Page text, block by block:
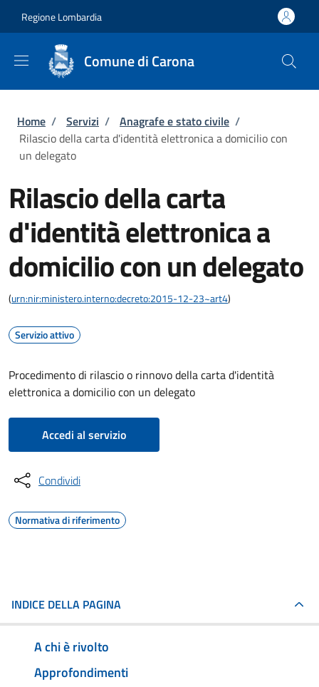
Regione Lombardia
Comune di Carona
Briciole di pane
Home / Servizi / Anagrafe e stato civile /
Rilascio della carta d'identità elettronica a domicilio con
un delegato
Rilascio della carta
d'identità elettronica a
domicilio con un delegato
(urn:nir:ministero.interno:decreto:2015-12-23~art4)
Servizio attivo
Procedimento di rilascio o rinnovo della carta d'identità
elettronica a domicilio con un delegato
Accedi al servizio
Condividi
Normativa di riferimento
INDICE DELLA PAGINA
A chi è rivolto
Approfondimenti